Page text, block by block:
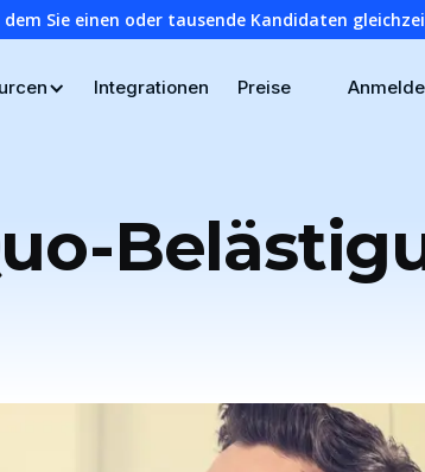
Sie einen oder tausende Kandidaten
Integrationen Preise